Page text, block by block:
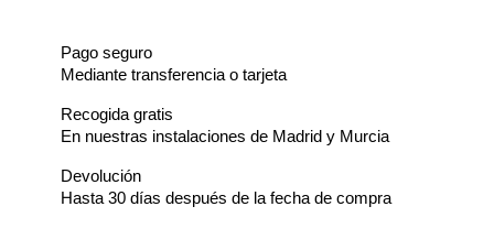
Pago seguro
Mediante transferencia o tarjeta
Recogida gratis
En nuestras instalaciones de Madrid y Murcia
Devolución
Hasta 30 días después de la fecha de compra